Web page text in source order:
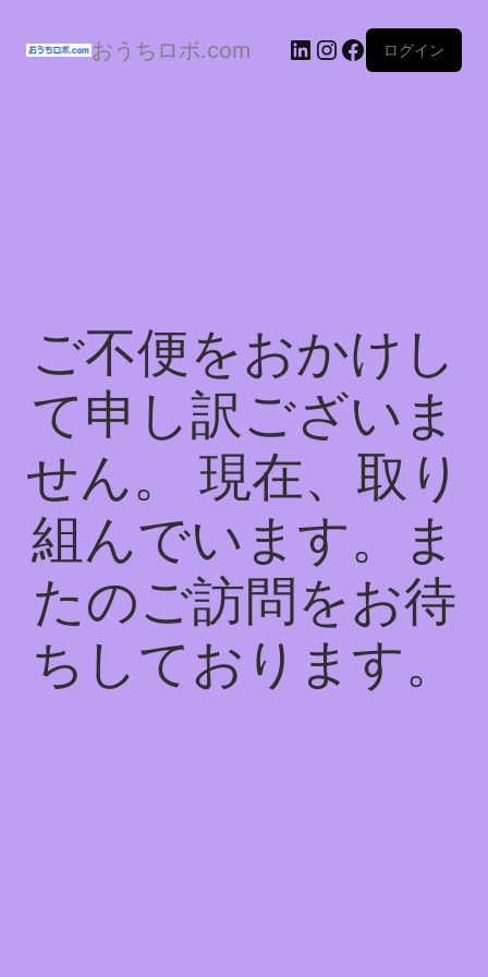
おうちロボ.com ログイン
ご不便をおかけし
て申し訳ございま
せん。 現在、取り
組んでいます。ま
たのご訪問をお待
ちしております。